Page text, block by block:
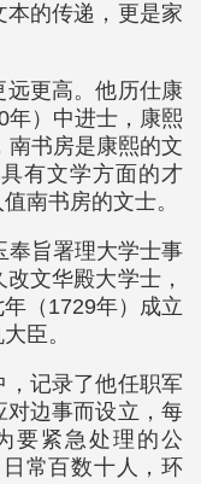
的传递，更是家
更高。他历仕康
年）中进士，康熙
南书房是康熙的文
有文学方面的才
南书房的文士。
奉旨署理大学士事
文华殿大学士，
（1729年）成立
臣。
记录了他任职军
边事而设立，每
要紧急处理的公
常百数十人，环